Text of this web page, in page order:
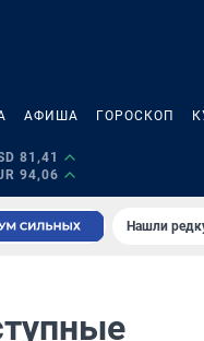
АФИША ГОРОСКОП
81,41
94,06
Нашли